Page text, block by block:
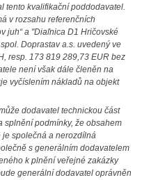
tento kvalifikační poddodavatel.
v rozsahu referenčních
juh“ a "Diaľnica D1 Hričovské
Doprastav a.s. uvedený ve
resp. 173 819 289,73 EUR bez
není však dále členěn na
vyčíslením nákladů na objekt
dodavatel technickou část
splnění podmínky, že obsahem
společná a nerozdílná
s generálním dodavatelem
k plnění veřejné zakázky
generální dodavatel oprávněn